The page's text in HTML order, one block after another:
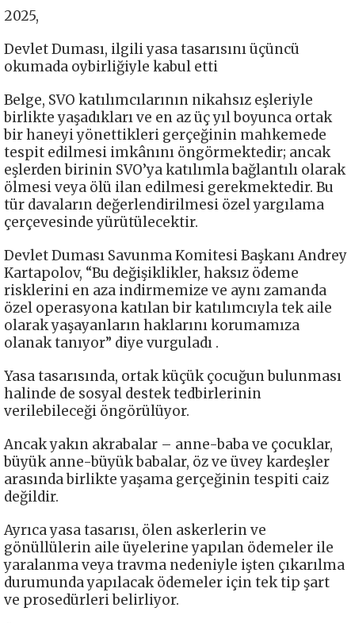
2025,
Devlet Duması, ilgili yasa tasarısını üçüncü
okumada oybirliğiyle kabul etti
Belge, SVO katılımcılarının nikahsız eşleriyle
birlikte yaşadıkları ve en az üç yıl boyunca ortak
bir haneyi yönettikleri gerçeğinin mahkemede
tespit edilmesi imkânını öngörmektedir; ancak
eşlerden birinin SVO’ya katılımla bağlantılı olarak
ölmesi veya ölü ilan edilmesi gerekmektedir. Bu
tür davaların değerlendirilmesi özel yargılama
çerçevesinde yürütülecektir.
Devlet Duması Savunma Komitesi Başkanı Andrey
Kartapolov, “Bu değişiklikler, haksız ödeme
risklerini en aza indirmemize ve aynı zamanda
özel operasyona katılan bir katılımcıyla tek aile
olarak yaşayanların haklarını korumamıza
olanak tanıyor” diye vurguladı .
Yasa tasarısında, ortak küçük çocuğun bulunması
halinde de sosyal destek tedbirlerinin
verilebileceği öngörülüyor.
Ancak yakın akrabalar – anne-baba ve çocuklar,
büyük anne-büyük babalar, öz ve üvey kardeşler
arasında birlikte yaşama gerçeğinin tespiti caiz
değildir.
Ayrıca yasa tasarısı, ölen askerlerin ve
gönüllülerin aile üyelerine yapılan ödemeler ile
yaralanma veya travma nedeniyle işten çıkarılma
durumunda yapılacak ödemeler için tek tip şart
ve prosedürleri belirliyor.